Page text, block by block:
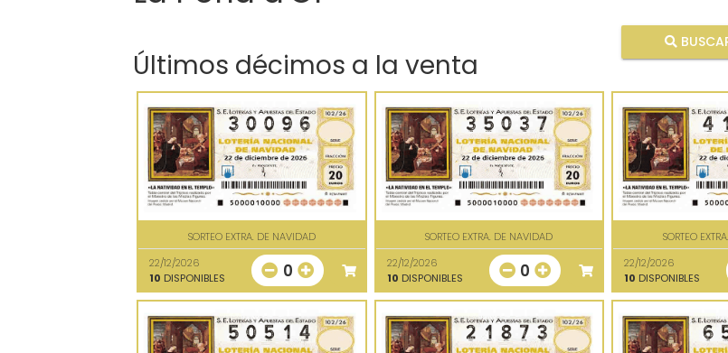
Últimos décimos a la venta
SORTEO EXTRA. DE NAVIDAD
22/12/2026
10 DISPONIBLES 0
SORTEO EXTRA. DE NAVIDAD
22/12/2026
10 DISPONIBLES 0
SORTEO
22/12/2026
10 DISPONIBLES